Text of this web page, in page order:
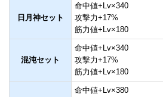
日月神セット
命中値+Lv×340
攻撃力+17%
筋力値+Lv×180
混沌セット
命中値+Lv×340
攻撃力+17%
筋力値+Lv×180
命中値+Lv×380